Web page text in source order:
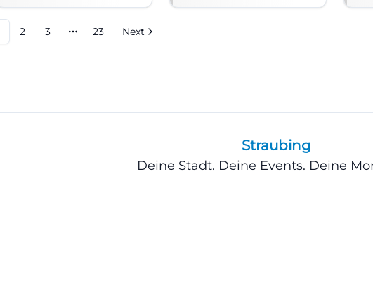
2 3
More pages
23
Next
Straubing
Deine Stadt. Deine Events. Deine